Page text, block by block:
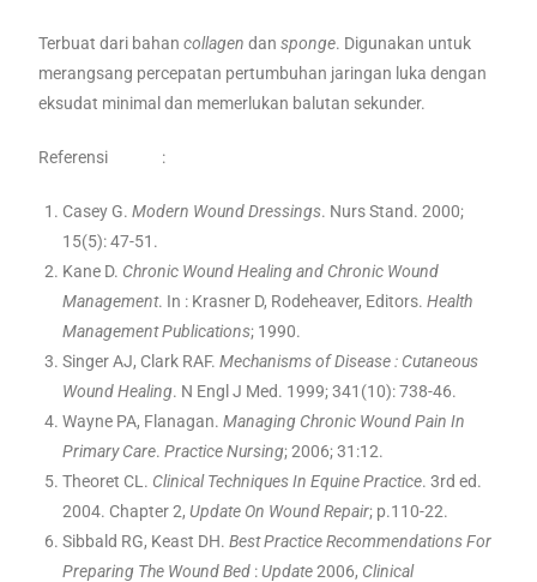
Terbuat dari bahancollagen dansponge. Digunakan untuk
merangsang percepatan pertumbuhan jaringan luka dengan
eksudat minimal dan memerlukan balutan sekunder.
Referensi :
Casey G.Modern Wound Dressings. Nurs Stand. 2000;
15(5): 47-51.
Kane D. Chronic Wound Healing and Chronic Wound
Management. In : Krasner D, Rodeheaver, Editors.Health
Management Publications; 1990.
Singer AJ, Clark RAF.Mechanisms of Disease : Cutaneous
Wound Healing. N Engl J Med. 1999; 341(10): 738-46.
Wayne PA, Flanagan.Managing Chronic Wound Pain In
Primary Care.Practice Nursing; 2006; 31:12.
Theoret CL. Clinical Techniques In Equine Practice. 3rd ed.
2004. Chapter 2,Update On Wound Repair; p.110-22.
Sibbald RG, Keast DH.Best Practice Recommendations For
Preparing The Wound Bed :Update2006, Clinical